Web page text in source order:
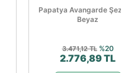
Papatya Avangarde
Beyaz
3.471,12 TL %20
2.776,89 TL